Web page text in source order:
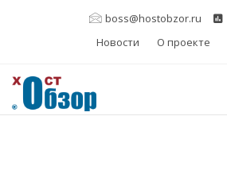
boss@hostobzor.ru
Новости
О проекте